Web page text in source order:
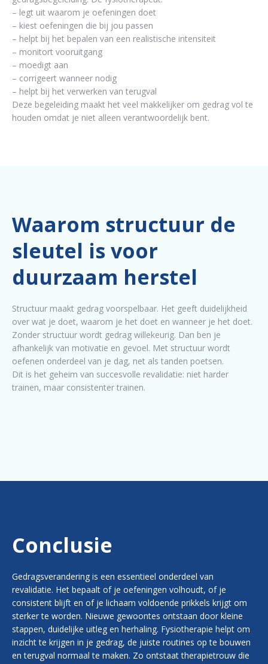
– legt uit waarom je oefeningen doet
– kiest oefeningen die bij jou passen
– helpt bij het bepalen van een realistische intensiteit
– monitort vooruitgang
– moedigt aan
– corrigeert wanneer nodig
– helpt bij het verwerken van terugval
Deze begeleiding maakt het veel makkelijker om gedrag vol te
houden omdat je niet alleen verantwoordelijk bent.
Waarom structuur de
sleutel is voor
duurzaam herstel
Structuur maakt gedrag voorspelbaar. Het geeft duidelijkheid
over wat je doet, waarom je het doet en wanneer je het doet.
Zonder structuur wordt gedrag willekeurig. Dan ben je
afhankelijk van motivatie en gevoel. Met structuur wordt
oefenen onderdeel van je dag, net als tanden poetsen.
Dit is het geheim van succesvolle revalidatie: niet harder
trainen, maar consistenter trainen.
Conclusie
Gedragsverandering is een essentieel onderdeel van
revalidatie. Het bepaalt of je oefeningen volhoudt, of je
consistent blijft en of je lichaam voldoende prikkels krijgt om
sterker te worden. Nieuwe gewoontes ontstaan door kleine
stappen, duidelijke uitleg en herhaling. Fysiotherapie helpt om
inzicht te krijgen in je gedrag, de juiste routines op te bouwen
en terugval normaal te maken. Zo ontstaat therapietrouw die